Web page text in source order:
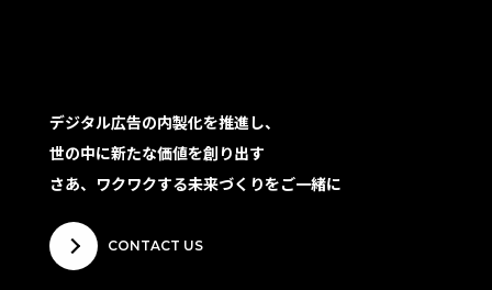
デジタル広告の内製化を推進し、
世の中に新たな価値を創り出す
さあ、ワクワクする未来づくりをご一緒に
CONTACT US